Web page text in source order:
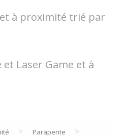
à proximité trié par
et Laser Game et à
> Parapente >